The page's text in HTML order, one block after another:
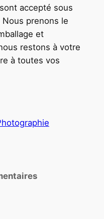
accepté sous
prenons le
et
restons à votre
à toutes vos